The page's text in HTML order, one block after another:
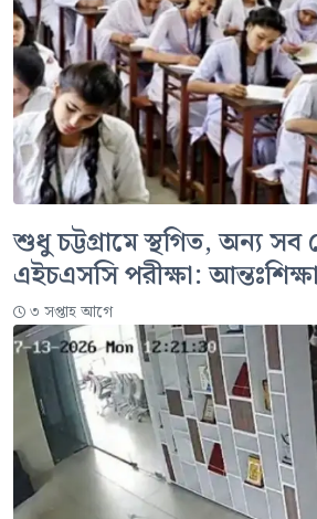
শুধু চট্টগ্রামে স্থগিত, অন্য
এইচএসসি পরীক্ষা:
৩ সপ্তাহ আগে